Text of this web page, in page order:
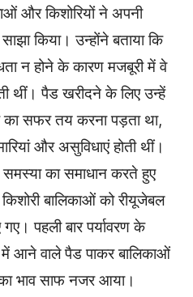
और किशोरियों ने अपनी
किया। उन्होंने बताया कि
न होने के कारण मजबूरी में वे
थीं। पैड खरीदने के लिए उन्हें
सफर तय करना पड़ता था,
और असुविधाएं होती थीं।
का समाधान करते हुए
बालिकाओं को रीयूजेबल
पहली बार पर्यावरण के
आने वाले पैड पाकर बालिकाओं
भाव साफ नजर आया।